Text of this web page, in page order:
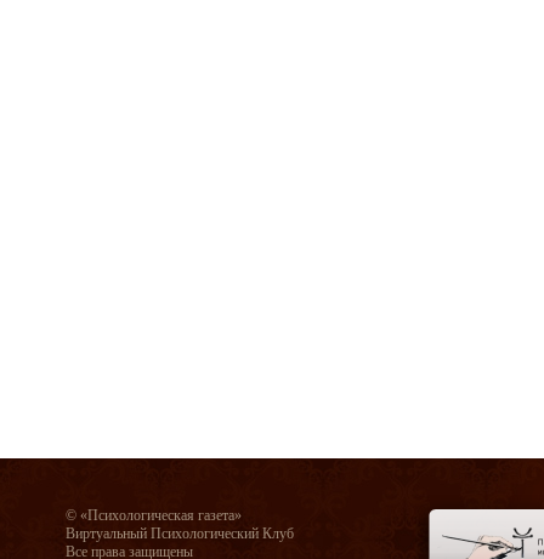
© «Психологическая газета»
Виртуальный Психологический Клуб
Все права защищены